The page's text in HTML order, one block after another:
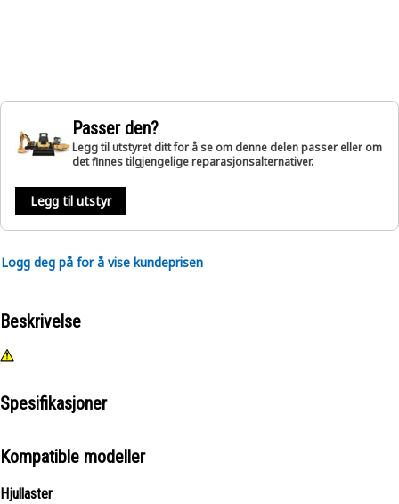
Passer den?
Legg til utstyret ditt for å se om denne delen passer eller om
det finnes tilgjengelige reparasjonsalternativer.
Legg til utstyr
Logg deg på for å vise kundeprisen
Beskrivelse
Spesifikasjoner
Kompatible modeller
Hjullaster